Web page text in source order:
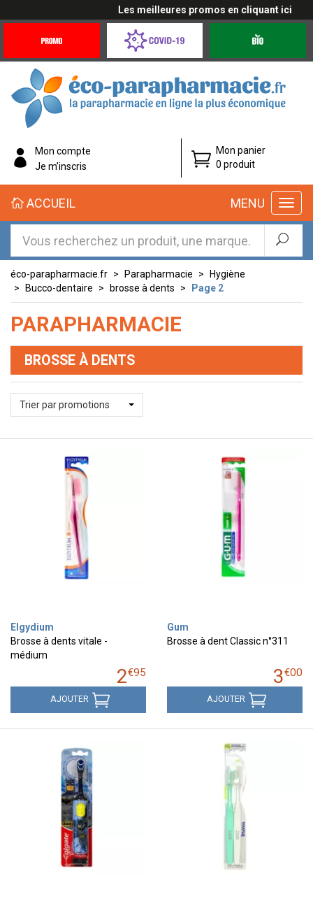
Les meilleures promos en cliquant ici
Offres
Coronavirus
éco-
parapharmacie.fr
éco-
parapharmacie.fr
Mon compte
Je m’inscris
Mon panier
0 produit
MENU
ACCUEIL
éco-parapharmacie.fr Parapharmacie
Hygiène
Bucco-dentaire
brosse à dents Page 2
PARAPHARMACIE
BROSSE À DENTS
Trier par promotions
Elgydium
Brosse à dents vitale -
médium
2€95
AJOUTER
Gum
Brosse à dent Classic n°311
3€00
AJOUTER